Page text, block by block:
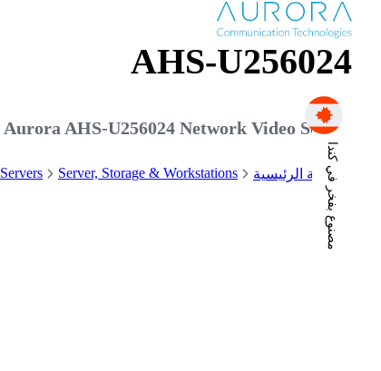
مصنوع بفخر في كندا
AHS-U256024
Aurora AHS-U256024 Network Video Server
الصفحة الرئيسية Server, Storage & Workstations
Servers